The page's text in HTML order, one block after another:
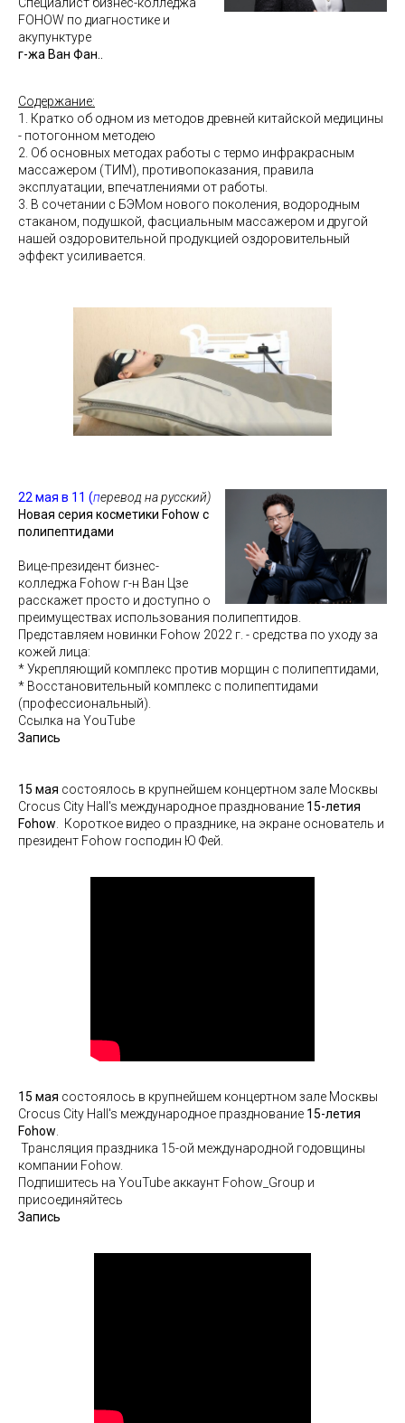
FOHOW по диагностике и
акупунктуре
г-жа Ван Фан..
Содержание:
1. Кратко об одном из методов древней китайской медицины
- потогонном методею
2. Об основных методах работы с термо инфракрасным
массажером (ТИМ), противопоказания, правила
эксплуатации, впечатлениями от работы.
3. В сочетании с БЭМом нового поколения, водородным
стаканом, подушкой, фасциальным массажером и другой
нашей оздоровительной продукцией оздоровительный
эффект усиливается.
22 мая в 11 (перевод на русский)
Новая серия косметики Fohow с
полипептидами
Вице-президент бизнес-
колледжа Fohow г-н Ван Цзе
расскажет просто и доступно о
преимуществах использования полипептидов.
Представляем новинки Fohow 2022 г. - средства по уходу за
кожей лица:
* Укрепляющий комплекс против морщин с полипептидами,
* Восстановительный комплекс с полипептидами
(профессиональный).
Ссылка на YouTube
Запись
15 мая состоялось в крупнейшем концертном зале Москвы
Crocus City Hall's международное празднование 15-летия
Fohow . Короткое видео о празднике, на экране основатель и
президент Fohow господин Ю Фей.
15 мая состоялось в крупнейшем концертном зале Москвы
Crocus City Hall's международное празднование 15-летия
Fohow
Трансляция праздника 15-ой международной годовщины
компании Fohow.
Подпишитесь на YouTube аккаунт Fohow_Group и
присоединяйтесь
Запись